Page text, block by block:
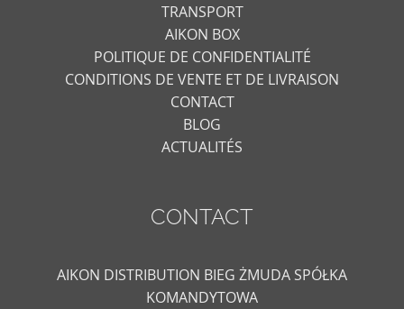
TRANSPORT
AIKON BOX
POLITIQUE DE CONFIDENTIALITÉ
CONDITIONS DE VENTE ET DE LIVRAISON
CONTACT
BLOG
ACTUALITÉS
CONTACT
AIKON DISTRIBUTION BIEG ŻMUDA SPÓŁKA
KOMANDYTOWA